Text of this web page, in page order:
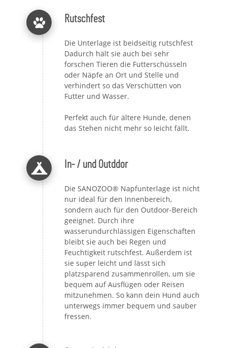
Rutschfest
Die Unterlage ist beidseitig rutschfest
Dadurch hält sie auch bei sehr
forschen Tieren die Futterschüsseln
oder Näpfe an Ort und Stelle und
verhindert so das Verschütten von
Futter und Wasser.
Perfekt auch für ältere Hunde, denen
das Stehen nicht mehr so leicht fällt.
In- / und Outddor
Die SANOZOO® Napfunterlage ist nicht
nur ideal für den Innenbereich,
sondern auch für den Outdoor-Bereich
geeignet. Durch ihre
wasserundurchlässigen Eigenschaften
bleibt sie auch bei Regen und
Feuchtigkeit rutschfest. Außerdem ist
sie super leicht und lässt sich
platzsparend zusammenrollen, um sie
bequem auf Ausflügen oder Reisen
mitzunehmen. So kann dein Hund auch
unterwegs immer bequem und sauber
fressen.